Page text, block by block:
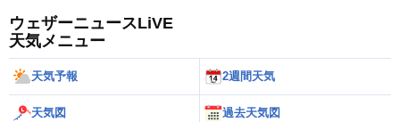
ウェザーニュースLiVE
天気メニュー
天気予報 2週間天気
天気図 過去天気図